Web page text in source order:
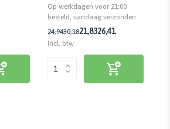
500 ML
Op werkdagen voor 21:00
besteld, vandaag verzonden
24,9430,1821,8326,41
Incl. btw